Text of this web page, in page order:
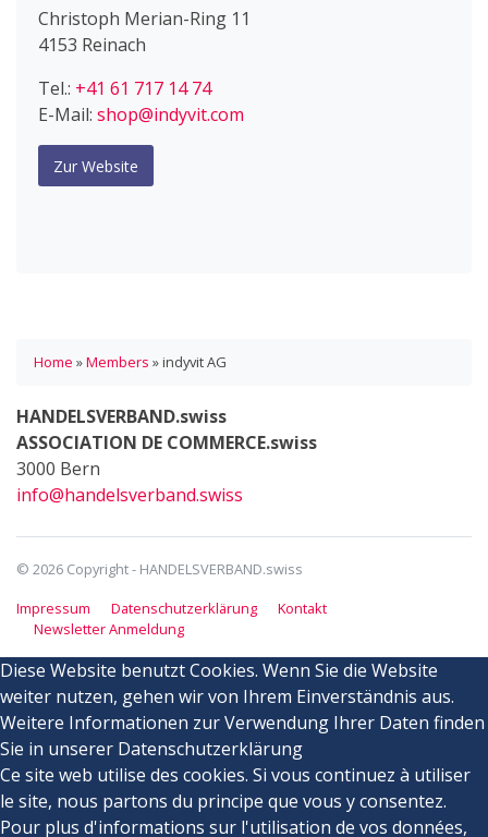
Christoph Merian-Ring 11
4153 Reinach
Tel.: +41 61 717 14 74
E-Mail: shop@indyvit.com
Zur Website
Home »Members »indyvit AG
HANDELSVERBAND.swiss
ASSOCIATION DE COMMERCE.swiss
3000 Bern
info@handelsverband.swiss
© 2026 Copyright - HANDELSVERBAND.swiss
Impressum
Datenschutzerklärung
Kontakt
Newsletter Anmeldung
Diese Website benutzt Cookies. Wenn Sie die Website
weiter nutzen, gehen wir von Ihrem Einverständnis aus.
Weitere Informationen zur Verwendung Ihrer Daten finden
Sie in unserer Datenschutzerklärung
Ce site web utilise des cookies. Si vous continuez à utiliser
le site, nous partons du principe que vous y consentez.
Pour plus d'informations sur l'utilisation de vos données,